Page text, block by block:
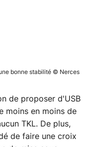
bonne stabilité © Nerces
de proposer d'USB
moins en moins de
TKL. De plus,
de faire une croix